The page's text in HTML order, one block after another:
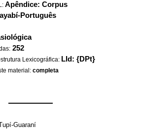
Apêndice: Corpus
Português
252
Lexicográfica: LId: {DPt}
material:completa
——————
Guaraní